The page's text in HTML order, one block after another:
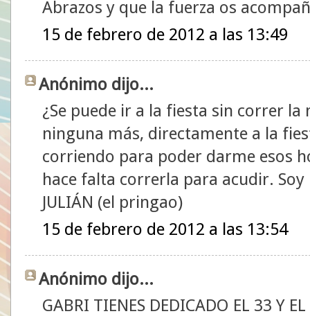
Abrazos y que la fuerza os
15 de febrero de 2012 a las 13:49
Anónimo dijo...
¿Se puede ir a la fiesta sin correr
ninguna más, directamente a la
corriendo para poder darme esos
hace falta correrla para acudir.
JULIÁN (el pringao)
15 de febrero de 2012 a las 13:54
Anónimo dijo...
GABRI TIENES DEDICADO EL 33 Y